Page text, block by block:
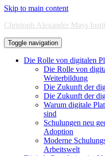
Skip to main content
Christoph Alexander Mays
Toggle navigation
Die Rolle von digitalen
Die Rolle von
Weiterbildung
Die Zukunft der
Die Zukunft der
Warum digitale
sind
Schulungen neu
Adoption
Moderne
Arbeitswelt